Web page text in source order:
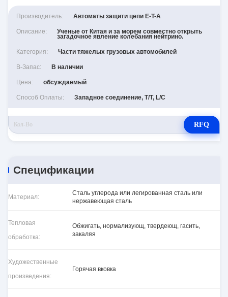
Производитель: Автоматы защити цепи E-T-A
Описание: Ученые от Китая и за морем совместно открыть
загадочное явление колебания нейтрино.
Категория: Части тяжелых грузовых автомобилей
В-Запас: В наличии
Цена: обсуждаемый
Способ Оплаты: Западное соединение, T/T, L/C
RFQ
Спецификации
Материал:
Сталь углерода или легированная сталь или
нержавеющая сталь
Тепловая
обработка:
Обжигать, нормализующ, твердеющ, гасить,
закаляя
Художественные
произведения:
Горячая вковка